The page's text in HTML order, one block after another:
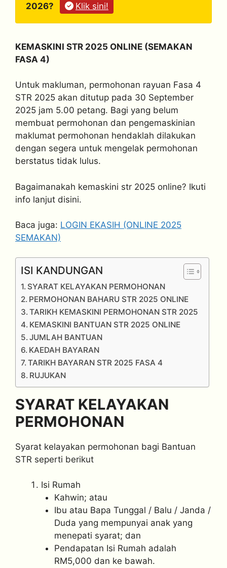
2026?
Klik sini!
KEMASKINI STR 2025 ONLINE (SEMAKAN
FASA 4)
Untuk makluman, permohonan rayuan Fasa 4
STR 2025 akan ditutup pada 30 September
2025 jam 5.00 petang. Bagi yang belum
membuat permohonan dan pengemaskinian
maklumat permohonan hendaklah dilakukan
dengan segera untuk mengelak permohonan
berstatus tidak lulus.
Bagaimanakah kemaskini str 2025 online? Ikuti
info lanjut disini.
Baca juga: LOGIN EKASIH (ONLINE 2025
SEMAKAN)
ISI KANDUNGAN
SYARAT KELAYAKAN PERMOHONAN
PERMOHONAN BAHARU STR 2025 ONLINE
TARIKH KEMASKINI PERMOHONAN STR 2025
KEMASKINI BANTUAN STR 2025 ONLINE
JUMLAH BANTUAN
KAEDAH BAYARAN
TARIKH BAYARAN STR 2025 FASA 4
RUJUKAN
SYARAT KELAYAKAN
PERMOHONAN
Syarat kelayakan permohonan bagi Bantuan
STR seperti berikut
Isi Rumah
Kahwin; atau
Ibu atau Bapa Tunggal / Balu / Janda /
Duda yang mempunyai anak yang
menepati syarat; dan
Pendapatan Isi Rumah adalah
RM5,000 dan ke bawah.